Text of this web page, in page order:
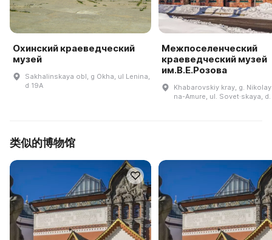
Охинский краеведческий
музей
Sakhalinskaya obl, g Okha, ul Lenina,
d 19A
Межпоселенческий
краеведческий музей
им.В.Е.Розова
Khabarovskiy kray, g.
na-Amure, ul. Sovet·skaya, d.
类似的博物馆